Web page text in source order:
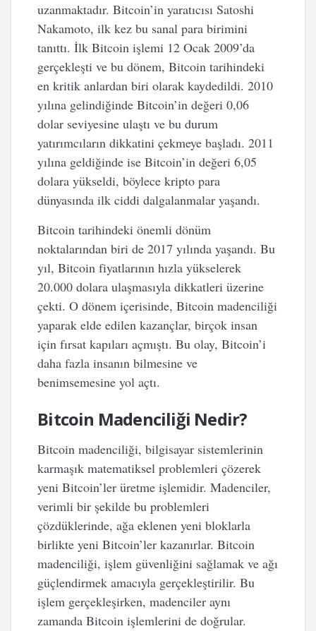
uzanmaktadır. Bitcoin’in yaratıcısı Satoshi
Nakamoto, ilk kez bu sanal para birimini
tanıttı. İlk Bitcoin işlemi 12 Ocak 2009’da
gerçekleşti ve bu dönem, Bitcoin tarihindeki
en kritik anlardan biri olarak kaydedildi. 2010
yılına gelindiğinde Bitcoin’in değeri 0,06
dolar seviyesine ulaştı ve bu durum
yatırımcıların dikkatini çekmeye başladı. 2011
yılına geldiğinde ise Bitcoin’in değeri 6,05
dolara yükseldi, böylece kripto para
dünyasında ilk ciddi dalgalanmalar yaşandı.
Bitcoin tarihindeki önemli dönüm
noktalarından biri de 2017 yılında yaşandı. Bu
yıl, Bitcoin fiyatlarının hızla yükselerek
20.000 dolara ulaşmasıyla dikkatleri üzerine
çekti. O dönem içerisinde, Bitcoin madenciliği
yaparak elde edilen kazançlar, birçok insan
için fırsat kapıları açmıştı. Bu olay, Bitcoin’i
daha fazla insanın bilmesine ve
benimsemesine yol açtı.
Bitcoin Madenciliği Nedir?
Bitcoin madenciliği, bilgisayar sistemlerinin
karmaşık matematiksel problemleri çözerek
yeni Bitcoin’ler üretme işlemidir. Madenciler,
verimli bir şekilde bu problemleri
çözdüklerinde, ağa eklenen yeni bloklarla
birlikte yeni Bitcoin’ler kazanırlar. Bitcoin
madenciliği, işlem güvenliğini sağlamak ve ağı
güçlendirmek amacıyla gerçekleştirilir. Bu
işlem gerçekleşirken, madenciler aynı
zamanda Bitcoin işlemlerini de doğrular.